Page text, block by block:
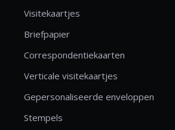
Visitekaartjes
Briefpapier
Correspondentiekaarten
Verticale visitekaartjes
Gepersonaliseerde enveloppen
Stempels